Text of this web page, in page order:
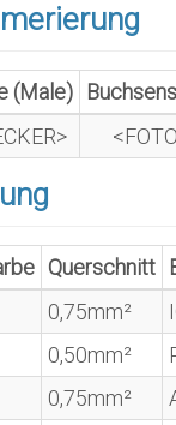
(Male)
Querschnitt
0,75mm²
0,50mm²
0,75mm²